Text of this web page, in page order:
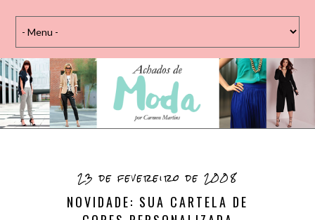
23 de fevereiro de 2008
NOVIDADE: SUA CARTELA DE